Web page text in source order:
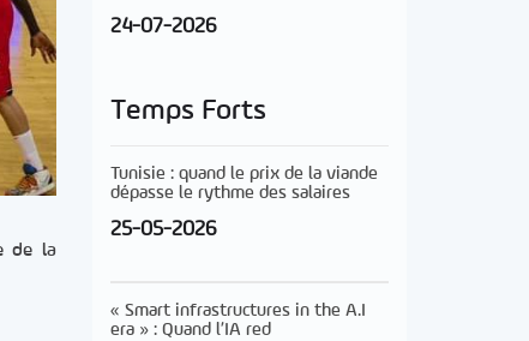
de la
24-07-2026
Temps Forts
Tunisie : quand le prix de la viande
dépasse le rythme des salaires
25-05-2026
« Smart infrastructures in the A.I
era » : Quand l’IA red